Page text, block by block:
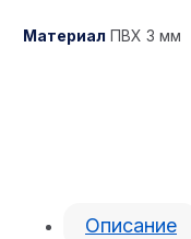
Материал ПВХ 3 мм
Описание